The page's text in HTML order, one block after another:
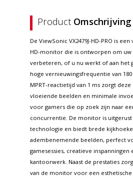
Product Omschrijving
De ViewSonic VX2479J-HD-PRO is
HD-monitor die is ontworpen om uw
verbeteren, of u nu werkt of aan het
hoge vernieuwingsfrequentie van
MPRT-reactietijd van 1 ms zorgt
vloeiende beelden en minimale
voor gamers die op zoek zijn naar
concurrentie. De monitor is
technologie en biedt brede
adembenemende beelden, perfect
gamesessies, creatieve inspanningen
kantoorwerk. Naast de prestaties
van de monitor voor een